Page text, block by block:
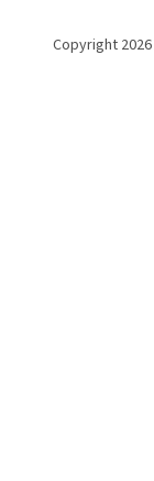
Copyright 2026